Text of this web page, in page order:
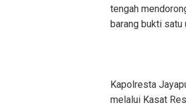
tengah
barang bukti
‎Kapolresta
melalui Kasat